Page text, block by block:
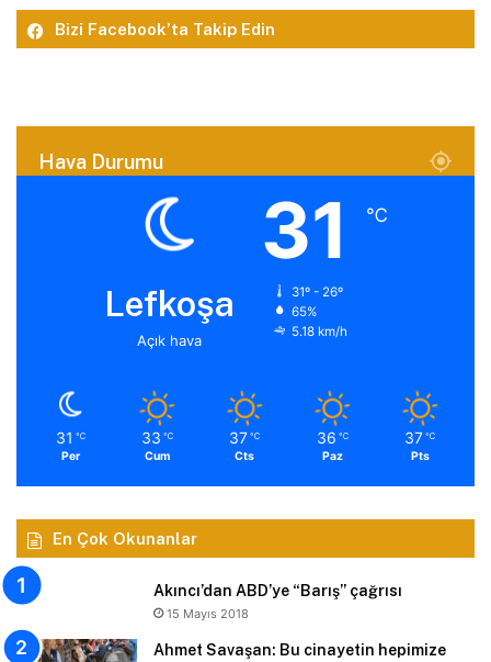
Bizi Facebook’ta Takip Edin
Hava Durumu
Lefkoşa
Açık hava
31 ℃
31º - 26º
65%
5.18 km/h
31 ℃
Per
33 ℃
Cum
37 ℃
Cts
36 ℃
Paz
37 ℃
Pts
En Çok Okunanlar
Akıncı’dan ABD’ye “Barış” çağrısı
15 Mayıs 2018
Ahmet Savaşan: Bu cinayetin hepimize